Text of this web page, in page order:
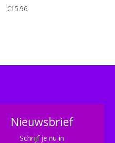
€15.96
Nieuwsbrief
Schrijf je nu in